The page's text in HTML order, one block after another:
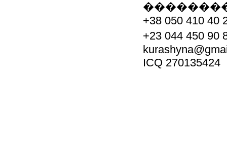
+38 050 410 40
+23 044 450
ICQ 270135424